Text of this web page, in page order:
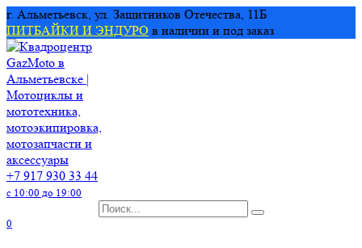
Перейти
к
содержанию
г. Альметьевск, ул. Защитников Отечества, 11Б
ПИТБАЙКИ И ЭНДУРО в наличии и под заказ
+7 917 930 33 44
с 10:00 до 19:00
Search
0